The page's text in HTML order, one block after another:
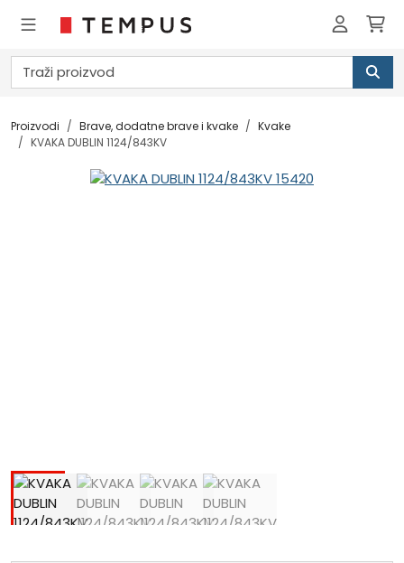
Proizvodi Brave, dodatne brave i kvake
Kvake
KVAKA DUBLIN 1124/843KV